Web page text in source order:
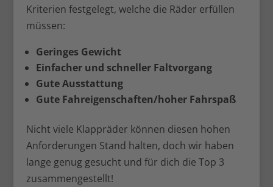
Kriterien festgelegt, welche die Räder erfüllen
müssen:
Geringes Gewicht
Einfacher und schneller Faltvorgang
Gute Ausstattung
Gute Fahreigenschaften/hoher Fahrspaß
Nicht viele Klappräder können diesen hohen
Anforderungen Stand halten, doch wir haben
lange genug gesucht und für dich die Top 3
zusammengestellt!